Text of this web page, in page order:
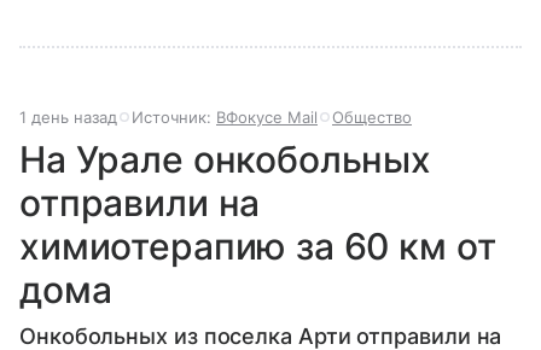
1 день назад Источник: ВФокусе Mail Общество
На Урале онкобольных
отправили на
химиотерапию за 60 км от
дома
Онкобольных из поселка Арти отправили на